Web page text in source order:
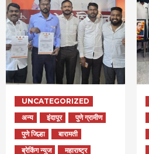
UNCATEGORIZED
अन्य
इंदापूर
पुणे ग्रामीण
पुणे जिल्हा
बारामती
ब्रेकिंग न्युज
महाराष्ट्र